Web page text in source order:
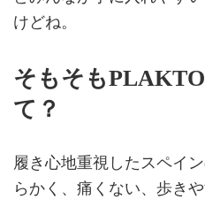
けどね。
そもそも
て？
履き心地重視したスペイ
らかく、痛くない、歩きや